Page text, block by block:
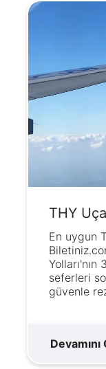
THY
En uygun
seferleri
güvenle
Devamını